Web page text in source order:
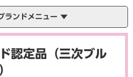
ランドメニュー
認定品（三次ブル